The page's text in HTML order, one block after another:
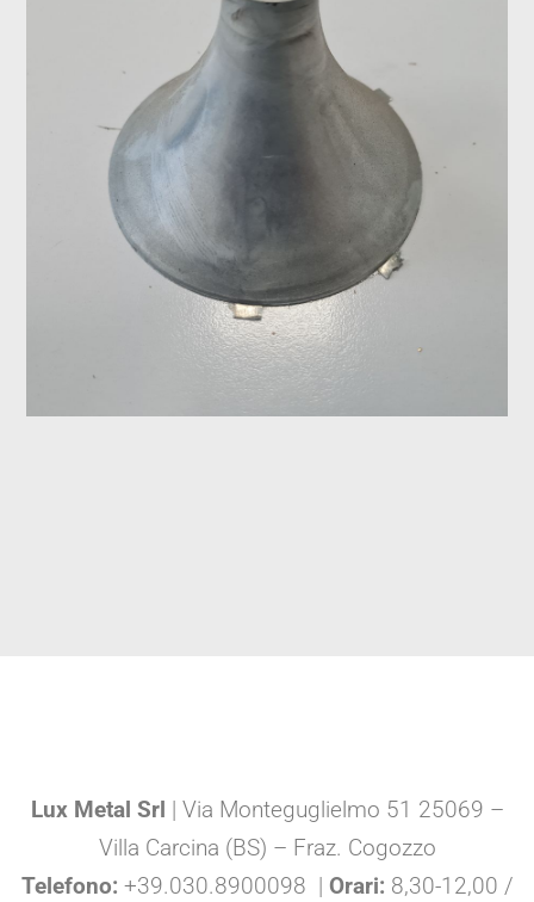
Lux Metal Srl | Via Monteguglielmo 51 25069 –
Villa Carcina (BS) – Fraz. Cogozzo
Telefono: +39.030.8900098 | Orari: 8,30-12,00 /